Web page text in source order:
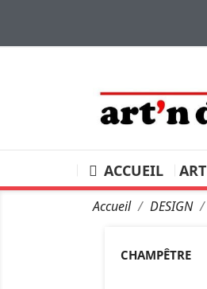
ACCUEIL ART
Accueil DESIGN
CHAMPÊTRE